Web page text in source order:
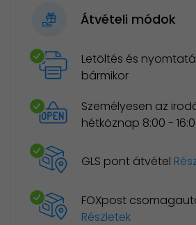
Átvételi módok
Letöltés és
bármikor
Személyesen az
hétköznap 8:00 -
GLS pont átvétel
FOXpost
Részletek